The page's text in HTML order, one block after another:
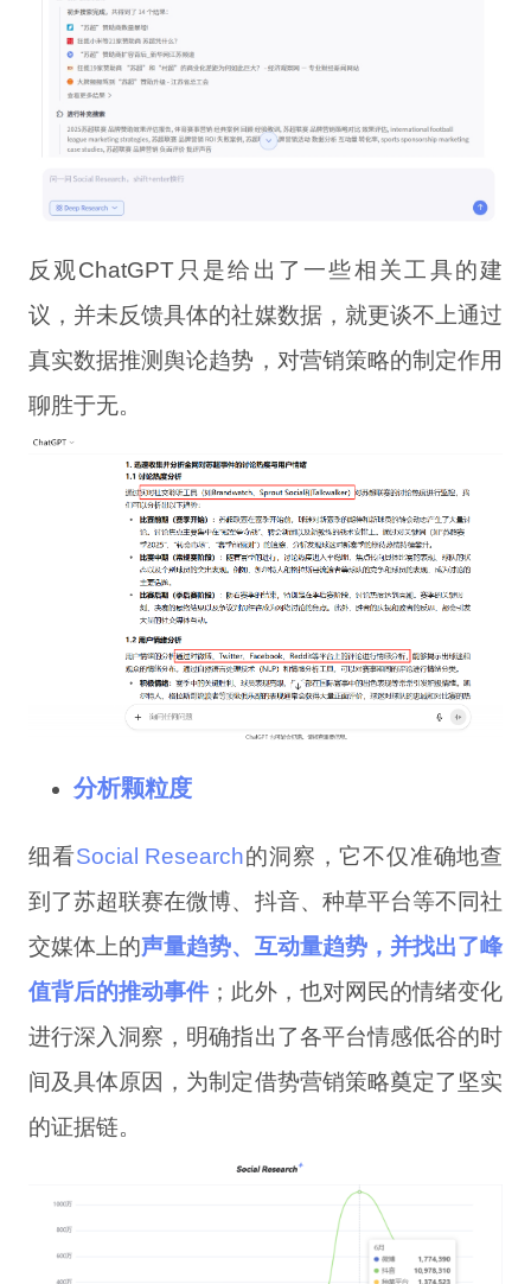
反观ChatGPT只是给出了一些相关工具的建
议，并未反馈具体的社媒数据，就更谈不上通过
真实数据推测舆论趋势，对营销策略的制定作用
聊胜于无。
分析颗粒度
细看Social Research的洞察，它不仅准确地查
到了苏超联赛在微博、抖音、种草平台等不同社
交媒体上的声量趋势、互动量趋势，并找出了峰
值背后的推动事件 ；此外，也对网民的情绪变化
进行深入洞察，明确指出了各平台情感低谷的时
间及具体原因，为制定借势营销策略奠定了坚实
的证据链。